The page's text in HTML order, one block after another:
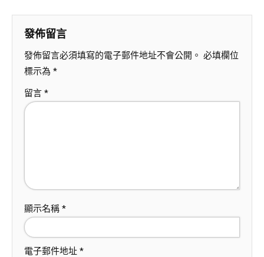
發佈留言
發佈留言必須填寫的電子郵件地址不會公開。 必填欄位
標示為 *
留言 *
顯示名稱 *
電子郵件地址 *